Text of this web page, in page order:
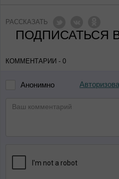
РАССКАЗАТЬ
ПОДПИСАТЬСЯ В
КОММЕНТАРИИ - 0
Анонимно